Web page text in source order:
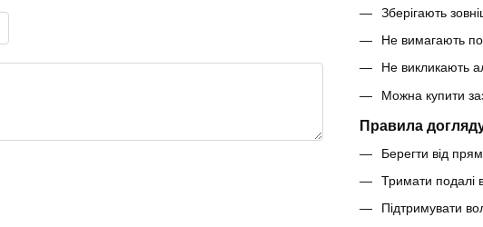
Зберігають
Не вимагають
Не викликають
Можна купити
Правила
Берегти від
Тримати подалі
Підтримувати